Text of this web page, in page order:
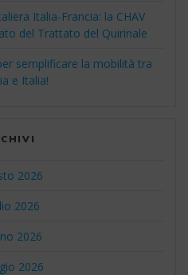
Italia-Francia: la CHAV
del Trattato del Quirinale
semplificare la mobilità tra
e Italia!
2026
2026
2026
2026